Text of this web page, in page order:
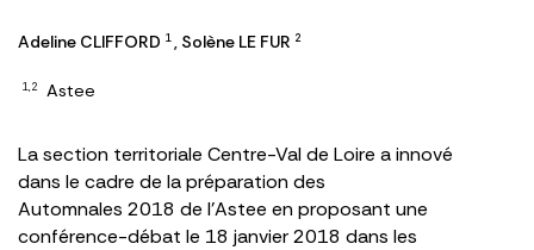
Adeline CLIFFORD 1 , Solène LE FUR 2
1,2 Astee
La section territoriale Centre-Val de Loire a innové
dans le cadre de la préparation des
Automnales 2018 de l’Astee en proposant une
conférence-débat le 18 janvier 2018 dans les